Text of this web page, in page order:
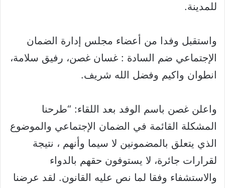
للمدينة.
واستقبل وفدا من أعضاء مجلس إدارة الضمان
الإجتماعي ضم السادة : غسان غصن، رفيق سلامة،
انطوان واكيم وفضل الله شريف.
واعلن غصن باسم الوفد بعد اللقاء: “طرحنا
المشكلة القائمة في الضمان الإجتماعي والموضوع
الذي يتعلق بالمضمونين لا سيما وأنهم ، نتيجة
لقرارات جائرة، لا يستوفون حقهم بالدواء
والاستشفاء وفقا لما نص عليه القانون. لقد عرضنا